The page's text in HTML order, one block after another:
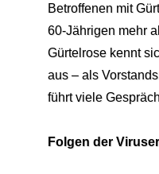
Betroffenen mit
60-Jährigen mehr
Gürtelrose kennt
aus – als
führt viele
Folgen der